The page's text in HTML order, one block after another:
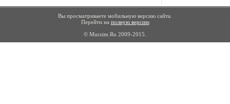
Вы просматриваете мобильную версию сайта.
Перейти на полную версию
© Murzim.Ru 2009-2015.